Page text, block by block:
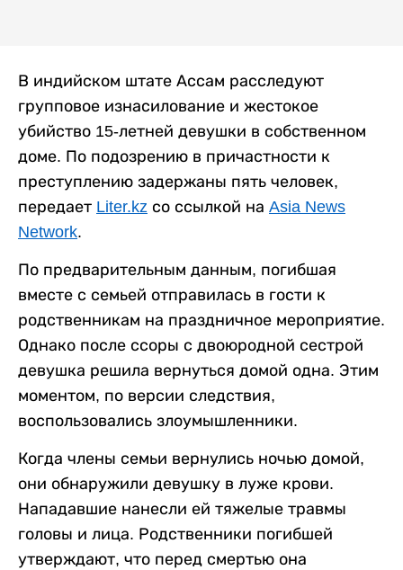
В индийском штате Ассам расследуют
групповое изнасилование и жестокое
убийство 15-летней девушки в собственном
доме. По подозрению в причастности к
преступлению задержаны пять человек,
передает Liter.kz со ссылкой на Asia News
Network.
По предварительным данным, погибшая
вместе с семьей отправилась в гости к
родственникам на праздничное мероприятие.
Однако после ссоры с двоюродной сестрой
девушка решила вернуться домой одна. Этим
моментом, по версии следствия,
воспользовались злоумышленники.
Когда члены семьи вернулись ночью домой,
они обнаружили девушку в луже крови.
Нападавшие нанесли ей тяжелые травмы
головы и лица. Родственники погибшей
утверждают, что перед смертью она